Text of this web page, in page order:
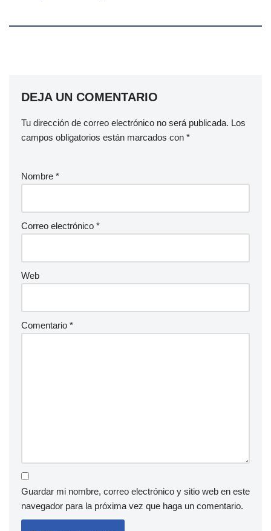
DEJA UN COMENTARIO
Tu dirección de correo electrónico no será publicada. Los
campos obligatorios están marcados con *
Nombre *
Correo electrónico *
Web
Comentario *
Guardar mi nombre, correo electrónico y sitio web en este
navegador para la próxima vez que haga un comentario.